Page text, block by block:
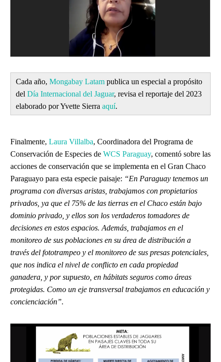
Cada año, Mongabay Latam publica un especial a propósito
del Día Internacional del Jaguar, revisa el reportaje del 2023
elaborado por Yvette Sierra aquí.
Finalmente, Laura Villalba, Coordinadora del Programa de
Conservación de Especies de WCS Paraguay, comentó sobre las
acciones de conservación que se implementa en el Gran Chaco
Paraguayo para esta especie paisaje: “En Paraguay tenemos un
programa con diversas aristas, trabajamos con propietarios
privados, ya que el 75% de las tierras en el Chaco están bajo
dominio privado, y ellos son los verdaderos tomadores de
decisiones en estos espacios. Además, trabajamos en el
monitoreo de sus poblaciones en su área de distribución a
través del fototrampeo y el monitoreo de sus presas potenciales,
que nos indica el nivel de conflicto en cada propiedad
ganadera, y por supuesto, en hábitats seguros como áreas
protegidas. Como un eje transversal trabajamos en educación y
concienciación”.